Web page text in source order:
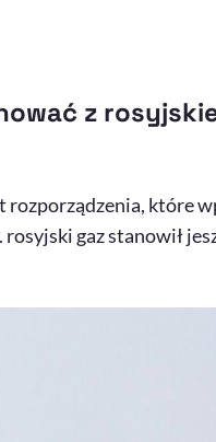
z
które
gaz stanowił